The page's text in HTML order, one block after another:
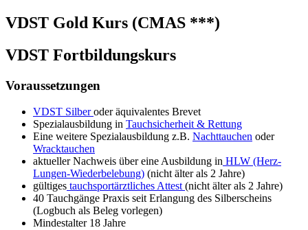
VDST Gold Kurs (CMAS ***)
VDST Fortbildungskurs
Voraussetzungen
VDST Silberoder äquivalentes Brevet
Spezialausbildung in Tauchsicherheit & Rettung
Eine weitere Spezialausbildung z.B. Nachttauchen oder
Wracktauchen
aktueller Nachweis über eine Ausbildung in HLW (Herz-
Lungen-Wiederbelebung) (nicht älter als 2 Jahre)
gültiges tauchsportärztliches Attest(nicht älter als 2 Jahre)
40 Tauchgänge Praxis seit Erlangung des Silberscheins
(Logbuch als Beleg vorlegen)
Mindestalter 18 Jahre